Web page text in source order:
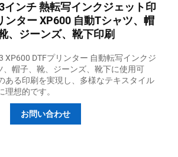
インチ 熱転写インクジェット印
ンター XP600 自動Tシャツ、帽
、ジーンズ、靴下印刷
XP600 DTFプリンター 自動転写インクジ
、帽子、靴、ジーンズ、靴下に使用可
ある印刷を実現し、多様なテキスタイル
理想的です。
お問い合わせ